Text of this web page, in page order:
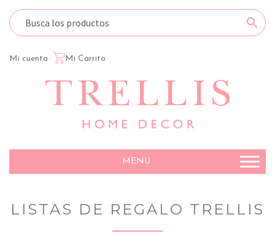
Mi cuenta Mi Carrito
Ir
a
Ir
al
contenido
MENU
LISTAS DE REGALO TRELLIS